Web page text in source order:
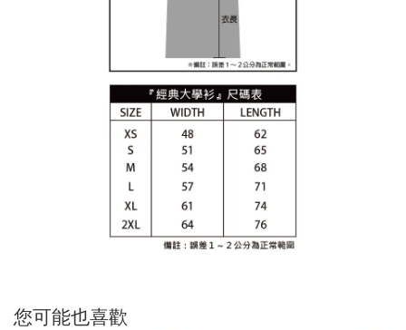
您可能也喜歡